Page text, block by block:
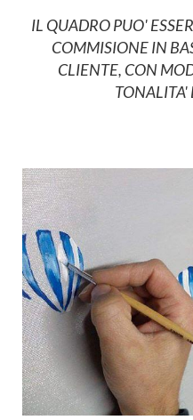
IL QUADRO PUO'
COMMISIONE IN
CLIENTE, CON
TONALITA'